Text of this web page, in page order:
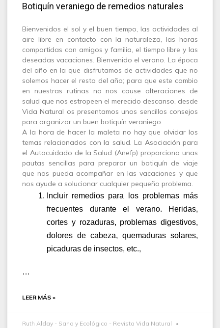
Botiquín veraniego de remedios naturales
Bienvenidos el sol y el buen tiempo, las actividades al
aire libre en contacto con la naturaleza, las horas
compartidas con amigos y familia, el tiempo libre y las
deseadas vacaciones. Bienvenido el verano. La época
del año en la que disfrutamos de actividades que no
solemos hacer el resto del año; para que este cambio
en nuestras rutinas no nos cause alteraciones de
salud que nos estropeen el merecido descanso, desde
Vida Natural os presentamos unos sencillos consejos
para organizar un buen botiquín veraniego.
A la hora de hacer la maleta no hay que olvidar los
temas relacionados con la salud. La Asociación para
el Autocuidado de la Salud (Anefp) proporciona unas
pautas sencillas para preparar un botiquín de viaje
que nos pueda acompañar en las vacaciones y que
nos ayude a solucionar cualquier pequeño problema.
Incluir remedios para los problemas más
frecuentes durante el verano. Heridas,
cortes y rozaduras, problemas digestivos,
dolores de cabeza, quemaduras solares,
picaduras de insectos, etc.,
…
LEER MÁS »
Ruth Alday - Sano y Ecológico - Revista Vida Natural